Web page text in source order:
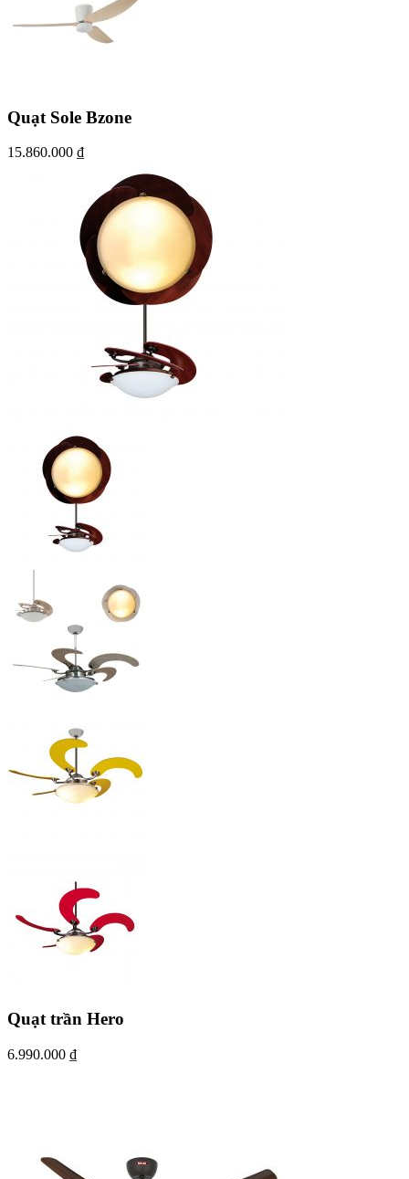
Quạt Sole Bzone
15.860.000 ₫
Quạt trần Hero
6.990.000 ₫